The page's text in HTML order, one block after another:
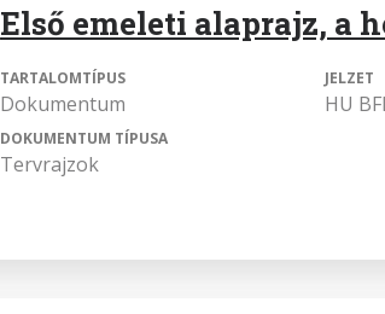
Első emeleti alaprajz, a
TARTALOMTÍPUS
Dokumentum
JELZET
HU
DOKUMENTUM TÍPUSA
Tervrajzok